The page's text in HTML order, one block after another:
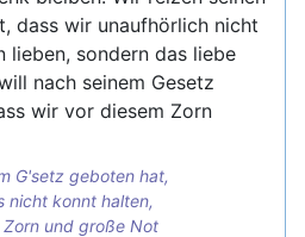
dass wir unaufhörlich nicht
lieben, sondern das liebe
nach seinem Gesetz
wir vor diesem Zorn
G'setz geboten hat,
nicht konnt halten,
und große Not